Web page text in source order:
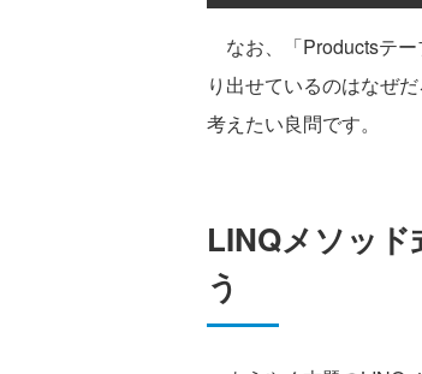
なお、「Productsテー
り出せているのはなぜ
考えたい良問です。
LINQメソッ
う